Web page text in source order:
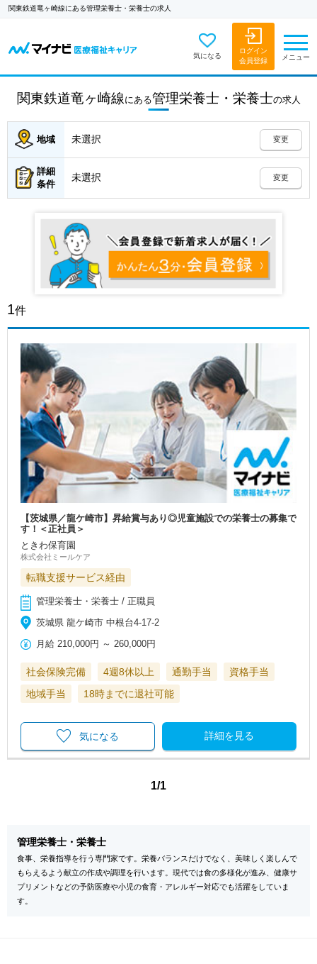
関東鉄道竜ヶ崎線にある管理栄養士・栄養士の求人
気になる
ログイン
会員登録
メニュー
関東鉄道竜ヶ崎線 にある管理栄養士・栄養士の求人
地域 未選択 変更
詳細
条件
未選択 変更
1件
【茨城県／龍ケ崎市】昇給賞与あり◎児童施設での栄養士の募集で
す！＜正社員＞
ときわ保育園
株式会社ミールケア
転職支援サービス経由
管理栄養士・栄養士 / 正職員
茨城県 龍ケ崎市 中根台4‐17-2
月給 210,000円 ～ 260,000円
社会保険完備 4週8休以上 通勤手当
資格手当
地域手当
18時までに退社可能
詳細を見る
気になる
1/1
管理栄養士・栄養士
食事、栄養指導を行う専門家です。栄養バランスだけでなく、美味しく楽しんで
もらえるよう献立の作成や調理を行います。現代では食の多様化が進み、健康サ
プリメントなどの予防医療や小児の食育・アレルギー対応でも活躍をしていま
す。